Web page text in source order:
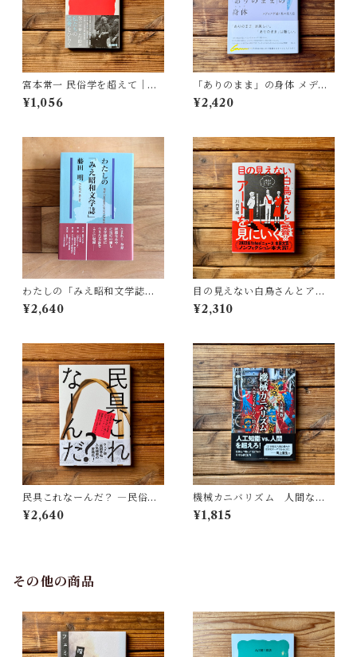
宮本常一 民俗学を超えて｜木
村 哲也
¥1,056
「ありのまま」の身体 メディ
アが描く私の見た目 | 藤嶋 陽
子(著)
¥2,420
わたしの「みえ昭和文学誌」 |
藤田 明
¥2,640
目の見えない白鳥さんとアー
トを見にいく | 川内 有緒
¥2,310
民具これなーんだ？ ―民俗学
者・宮本常一が美術大学に遺
した民具コレクション | 加藤幸
¥2,640
機械カニバリズム 人間なき
あとの人類学へ｜久保 明教
¥1,815
その他の商品